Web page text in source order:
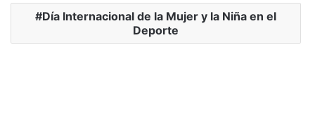
Día Internacional de la Mujer y la Niña en el
Deporte